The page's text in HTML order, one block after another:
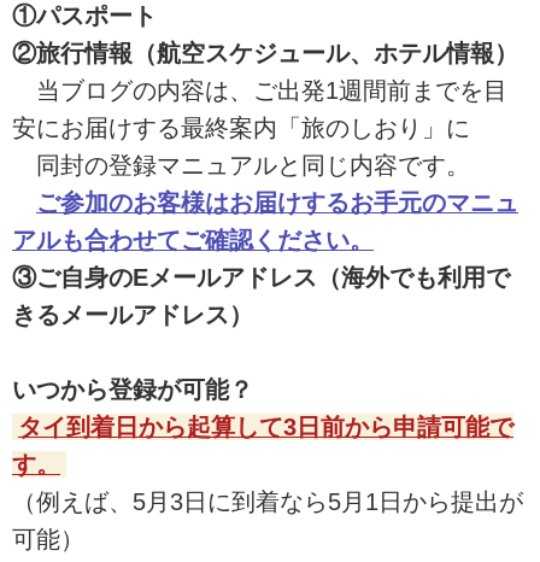
①パスポート
②旅行情報（航空スケジュール、ホテル情報）
当ブログの内容は、ご出発1週間前までを目
安にお届けする最終案内「旅のしおり」に
同封の登録マニュアルと同じ内容です。
ご参加のお客様はお届けするお手元のマニュ
アルも合わせてご確認ください。
③ご自身のEメールアドレス（海外でも利用で
きるメールアドレス）
いつから登録が可能？
タイ到着日から起算して3日前から申請可能で
す。
（例えば、5月3日に到着なら5月1日から提出が
可能）